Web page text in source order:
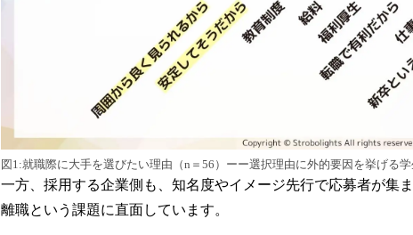
図1:就職際に大手を選びたい理由（n＝56）ーー選択理由に外的要因を挙げる学
一方、採用する企業側も、知名度やイメージ先行で応募者が集
離職という課題に直面しています。